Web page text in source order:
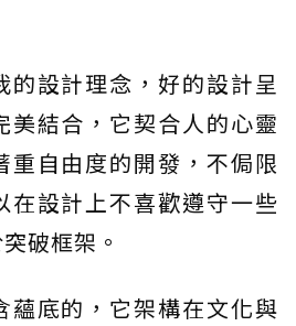
的設計理念，好的設計呈
美結合，它契合人的心靈
重自由度的開發，不侷限
在設計上不喜歡遵守一些
破框架。
蘊底的，它架構在文化與